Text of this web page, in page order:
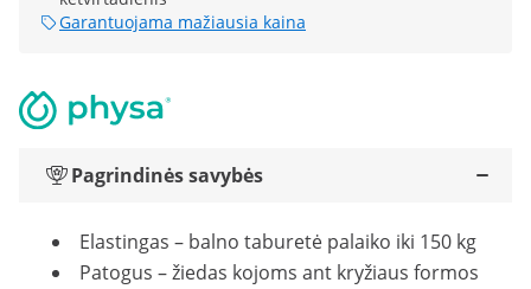
Garantuojama mažiausia kaina
Pagrindinės savybės
Elastingas – balno taburetė palaiko iki 150 kg
Patogus – žiedas kojoms ant kryžiaus formos